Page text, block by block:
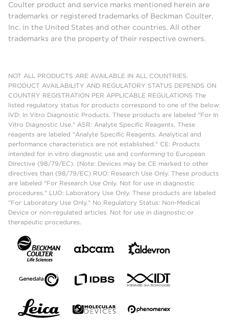
Coulter product and service marks mentioned herein are
trademarks or registered trademarks of Beckman Coulter,
Inc. in the United States and other countries. All other
trademarks are the property of their respective owners.
NOT ALL PRODUCTS ARE AVAILABLE IN ALL COUNTRIES.
PRODUCT AVAILABILITY AND REGULATORY STATUS DEPENDS ON
COUNTRY REGISTRATION PER APPLICABLE REGULATIONS The
listed regulatory status for products correspond to one of the below:
IVD: In Vitro Diagnostic Products. These products are labeled "For In
Vitro Diagnostic Use." ASR: Analyte Specific Reagents. These
reagents are labeled "Analyte Specific Reagents. Analytical and
performance characteristics are not established." CE: Products
intended for in vitro diagnostic use and conforming to European
Directive (98/79/EC). (Note: Devices may be CE marked to other
directives than (98/79/EC) RUO: Research Use Only. These products
are labeled "For Research Use Only. Not for use in diagnostic
procedures." LUO: Laboratory Use Only. These products are labeled
"For Laboratory Use Only." No Regulatory Status: Non-Medical
Device or non-regulated articles. Not for use in diagnostic or
therapeutic procedures.